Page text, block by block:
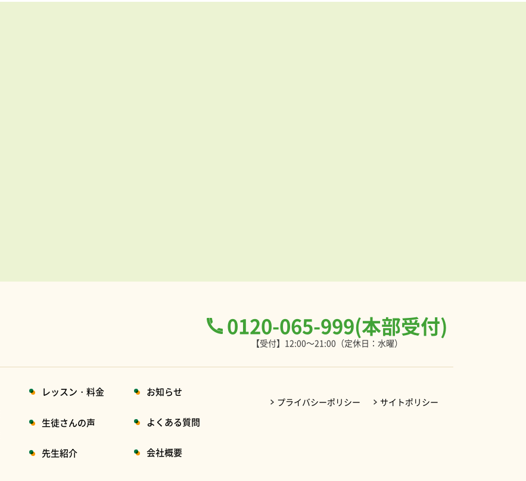
0120-065-999(本部受付)
【受付】12:00～21:00（定休日：水曜）
レッスン・料金
生徒さんの声
先生紹介
お知らせ
よくある質問
会社概要
プライバシーポリシー サイトポリシー